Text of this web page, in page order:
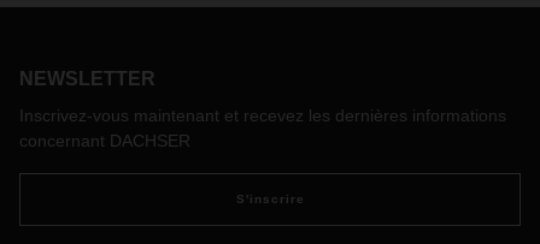
dans un environnement exigeant. Le 11
les limiter dans les entreprises suisses.
NEWSLETTER
Inscrivez-vous maintenant et recevez les dernières informations
concernant DACHSER
S'inscrire